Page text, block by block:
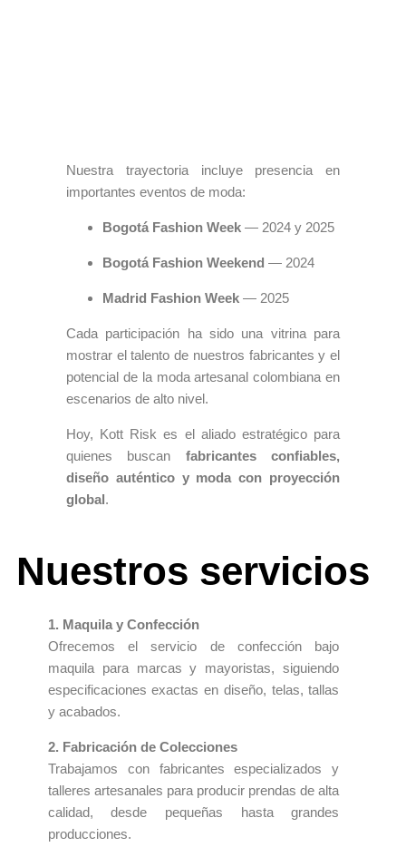
Nuestra trayectoria incluye presencia en
importantes eventos de moda:
Bogotá Fashion Week— 2024 y 2025
Bogotá Fashion Weekend — 2024
Madrid Fashion Week— 2025
Cada participación ha sido una vitrina para
mostrar el talento de nuestros fabricantes y el
potencial de la moda artesanal colombiana en
escenarios de alto nivel.
Hoy, Kott Risk es el aliado estratégico para
quienes buscan fabricantes confiables,
diseño auténtico y moda con proyección
global.
Nuestros servicios
1. Maquila y Confección
Ofrecemos el servicio de confección bajo
maquila para marcas y mayoristas, siguiendo
especificaciones exactas en diseño, telas, tallas
y acabados.
2. Fabricación de Colecciones
Trabajamos con fabricantes especializados y
talleres artesanales para producir prendas de alta
calidad, desde pequeñas hasta grandes
producciones.